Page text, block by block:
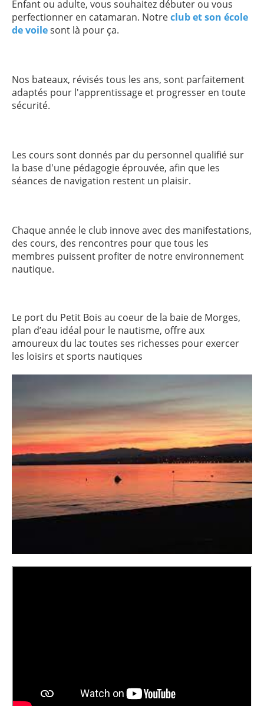
Enfant ou adulte, vous souhaitez débuter ou vous
perfectionner en catamaran. Notreclub et son école
de voilesont là pour ça.
Nos bateaux, révisés tous les ans, sont parfaitement
adaptés pour l'apprentissage et progresser en toute
sécurité.
Les cours sont donnés par du personnel qualifié sur
la base d'une pédagogie éprouvée, afin que les
séances de navigation restent un plaisir.
Chaque année le club innove avec des manifestations,
des cours, des rencontres pour que tous les
membres puissent profiter de notre environnement
nautique.
Le port du Petit Bois au coeur de la baie de Morges,
plan d’eau idéal pour le nautisme, offre aux
amoureux du lac toutes ses richesses pour exercer
les loisirs et sports nautiques